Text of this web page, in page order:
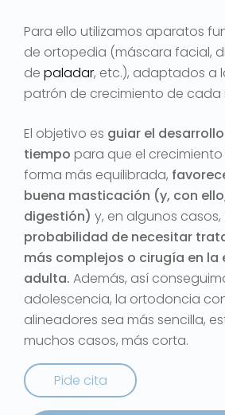
Para ello utilizamos aparatos
de ortopedia (máscara facial,
depaladar, etc.), adaptados a
patrón de crecimiento de cada
El objetivo es guiar el
tiempo para que el
forma más equilibrada,
buena masticación (y, con
digestión) y, en algunos casos,
probabilidad de necesitar
más complejos o cirugía en la
adulta. Además, así
adolescencia, la ortodoncia
alineadores sea más sencilla,
muchos casos, más corta.
Pide cita